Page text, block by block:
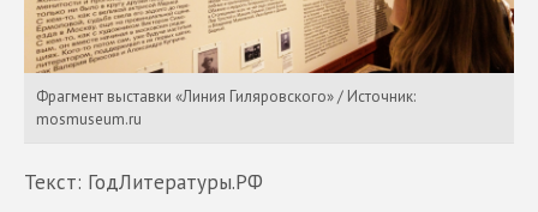
Фрагмент выставки «Линия Гиляровского» / Источник:
mosmuseum.ru
Текст: ГодЛитературы.РФ